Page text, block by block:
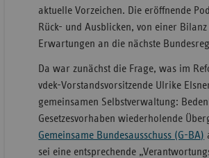
aktuelle Vorzeichen. Die eröffnende
Rück- und Ausblicken, von einer
Erwartungen an die nächste
Da war zunächst die Frage, was im
vdek-Vorstandsvorsitzende Ulrike
gemeinsamen Selbstverwaltung:
Gesetzesvorhaben wiederholende
Gemeinsame Bundesausschuss (G-BA)
sei eine entsprechende